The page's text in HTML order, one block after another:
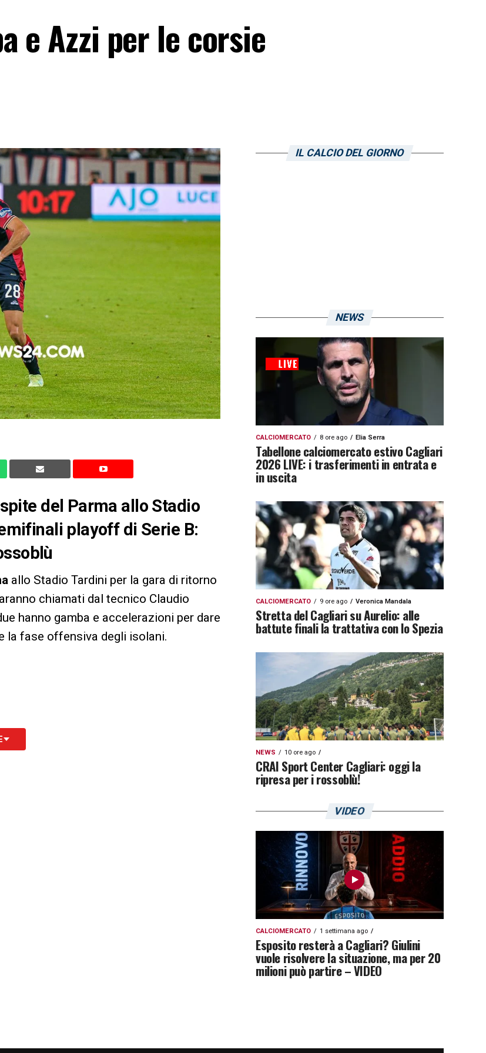
e Azzi per le corsie
del Parma allo Stadio
playoff di Serie B:
allo Stadio Tardini per la gara di ritorno
chiamati dal tecnico Claudio
hanno gamba e accelerazioni per dare
la fase offensiva degli isolani.
IL CALCIO DEL GIORNO
NEWS
CALCIOMERCATO 8 ore ago Elia Serra
Tabellone calciomercato estivo Cagliari
2026 LIVE: i trasferimenti in entrata e
in uscita
CALCIOMERCATO 9 ore ago Veronica Mandala
Stretta del Cagliari su Aurelio: alle
battute finali la trattativa con lo Spezia
NEWS 10 ore ago
CRAI Sport Center Cagliari: oggi la
ripresa per i rossoblù!
VIDEO
CALCIOMERCATO 1 settimana ago
Esposito resterà a Cagliari? Giulini
vuole risolvere la situazione, ma per 20
milioni può partire – VIDEO